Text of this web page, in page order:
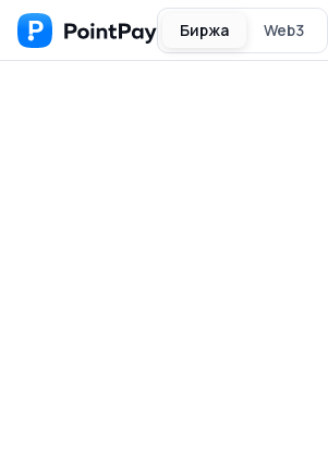
Биржа Web3